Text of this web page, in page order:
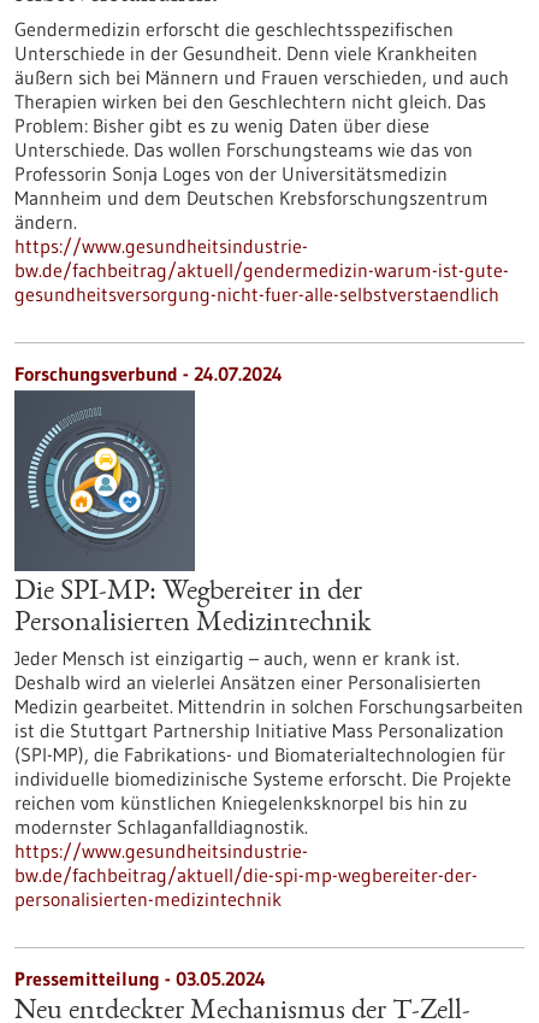
Gendermedizin erforscht die geschlechtsspezifischen
Unterschiede in der Gesundheit. Denn viele Krankheiten
äußern sich bei Männern und Frauen verschieden, und auch
Therapien wirken bei den Geschlechtern nicht gleich. Das
Problem: Bisher gibt es zu wenig Daten über diese
Unterschiede. Das wollen Forschungsteams wie das von
Professorin Sonja Loges von der Universitätsmedizin
Mannheim und dem Deutschen Krebsforschungszentrum
ändern.
https://www.gesundheitsindustrie-
bw.de/fachbeitrag/aktuell/gendermedizin-warum-ist-gute-
gesundheitsversorgung-nicht-fuer-alle-selbstverstaendlich
Forschungsverbund - 24.07.2024
Die SPI-MP: Wegbereiter in der
Personalisierten Medizintechnik
Jeder Mensch ist einzigartig – auch, wenn er krank ist.
Deshalb wird an vielerlei Ansätzen einer Personalisierten
Medizin gearbeitet. Mittendrin in solchen Forschungsarbeiten
ist die Stuttgart Partnership Initiative Mass Personalization
(SPI-MP), die Fabrikations- und Biomaterialtechnologien für
individuelle biomedizinische Systeme erforscht. Die Projekte
reichen vom künstlichen Kniegelenksknorpel bis hin zu
modernster Schlaganfalldiagnostik.
https://www.gesundheitsindustrie-
bw.de/fachbeitrag/aktuell/die-spi-mp-wegbereiter-der-
personalisierten-medizintechnik
Pressemitteilung - 03.05.2024
Neu entdeckter Mechanismus der T-Zell-